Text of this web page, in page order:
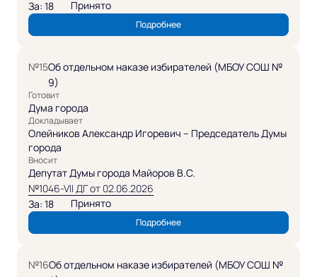
За: 18 Принято
Подробнее
№15Об отдельном наказе избирателей (МБОУ СОШ №
9)
Готовит
Дума города
Докладывает
Олейников Александр Игоревич – Председатель Думы
города
Вносит
Депутат Думы города Майоров В.С.
За: 18 Принято
№1046-VII ДГ от 02.06.2026
Подробнее
№16Об отдельном наказе избирателей (МБОУ СОШ №